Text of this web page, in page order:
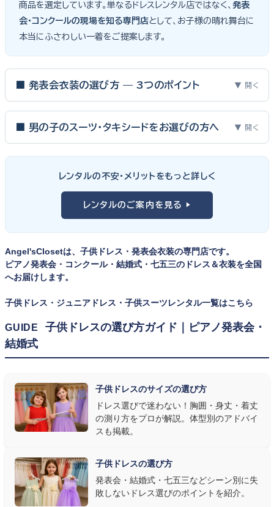
商品を選定しています。単なるドレスレンタル店ではなく、 発表
会・コンクールの現場を知る専門店として、お子様の晴れ舞台に
本当にふさわしい一着をご提案します。
■ 発表会衣装の選び方 — 3つのポイント ▼ 開く
ピアノ発表会・バイオリン発表会・コンクールの舞台は、お子様にと
って特別な一日。元ピアノ教師としての経験から、衣装選びで大切
① サイズは"ジャストフィット"を選ぶ
舞台上で最も美しく見えるのは、お子様の体にきちんと合ったサ
イズのドレス・スーツです。「大きめを買って長く着せたい」という
何よりお子様を輝かせます。レンタルなら、その時のジャストサイ
ズを遠慮なく選べるのが最大のメリット。胸囲・身丈の正しい測り
② 舞台で映える色・楽器に合うデザインを選ぶ
発表会の舞台は照明が強く、客席からは意外と色味が飛んで見え
ます。ネイビー・ブラック・深みのあるジュエルカラーはホールの照
す。またピアノ演奏なら落ち着いたシックなトーン、バイオリンやソ
ロ演奏なら華やかで視線を集めるデザイン、合唱やアンサンブル
なら衣装同士が調和するクラシカルな色合い、と演目に合わせた
③ 演奏の動きを妨げない設計か確認する
発表会ドレス選びで見落とされがちなのが"動きやすさ"です。ピ
■ 男の子のスーツ・タキシードをお選びの方へ ▼ 開く
向け、スリーピーススーツやベストスタイルは合唱・アンサンブル向
けと、シーンで使い分けるのがおすすめです。詳しくは
ツ・タキシード一覧
レンタルの不安・メリットをもっと詳しく
レンタルのご案内を見る ▶
Angel'sClosetは、子供ドレス・発表会衣装の専門店です。
ピアノ発表会・コンクール・結婚式・七五三のドレス＆衣装を全国
へお届けします。
子供ドレス・ジュニアドレス・子供スーツレンタル一覧はこちら
GUIDE
子供ドレスの選び方ガイド｜ピアノ発表会・
結婚式
子供ドレスのサイズの選び方
ドレス選びで迷わない！胸囲・身丈・着丈
の測り方をプロが解説。体型別のアドバイ
スも掲載。
子供ドレスの選び方
発表会・結婚式・七五三などシーン別に失
敗しないドレス選びのポイントを紹介。